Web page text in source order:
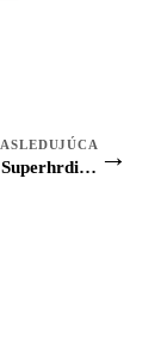
3. Bratz: Superhrdinky →